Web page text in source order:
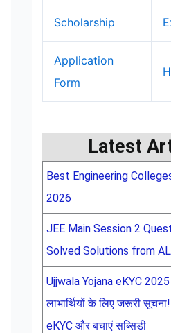
Scholarship
Application
Form
Latest
Best Engineering
2026
JEE Main Session 2
Solved Solutions from
Ujjwala Yojana eKYC
लाभार्थियों के लिए जरूरी
eKYC और बचाएं सब्सिडी